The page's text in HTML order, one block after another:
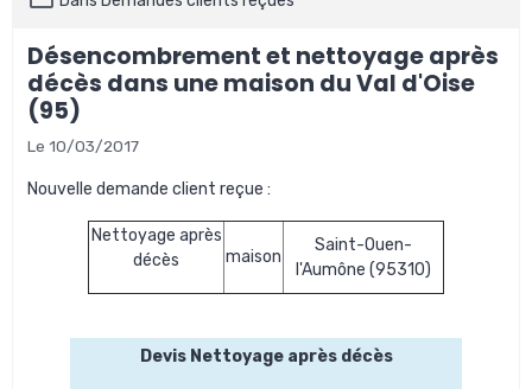
Désencombrement et nettoyage après
décès dans une maison du Val d'Oise
(95)
Le 10/03/2017
Nouvelle demande client reçue :
Nettoyage après
décès
maison
Saint-Ouen-
l'Aumône (95310)
Devis Nettoyage après décès